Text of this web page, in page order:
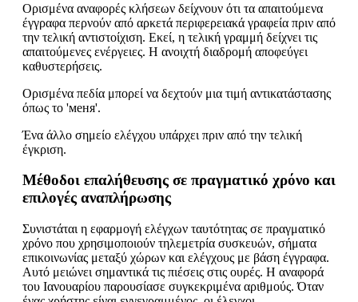
Ορισμένα αναφορές κλήσεων δείχνουν ότι τα απαιτούμενα
έγγραφα περνούν από αρκετά περιφερειακά γραφεία πριν από
την τελική αντιστοίχιση. Εκεί, η τελική γραμμή δείχνει τις
απαιτούμενες ενέργειες. Η ανοιχτή διαδρομή αποφεύγει
καθυστερήσεις.
Ορισμένα πεδία μπορεί να δεχτούν μια τιμή αντικατάστασης
όπως το 'меня'.
Ένα άλλο σημείο ελέγχου υπάρχει πριν από την τελική
έγκριση.
Μέθοδοι επαλήθευσης σε πραγματικό χρόνο και
επιλογές αναπλήρωσης
Συνιστάται η εφαρμογή ελέγχων ταυτότητας σε πραγματικό
χρόνο που χρησιμοποιούν τηλεμετρία συσκευών, σήματα
επικοινωνίας μεταξύ χώρων και ελέγχους με βάση έγγραφα.
Αυτό μειώνει σημαντικά τις πιέσεις στις ουρές. Η αναφορά
του Ιανουαρίου παρουσίασε συγκεκριμένα αριθμούς. Όταν